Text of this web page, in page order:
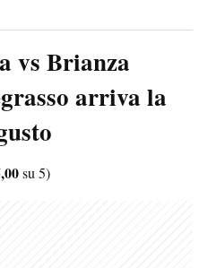
vs Brianza
arriva la
su 5)